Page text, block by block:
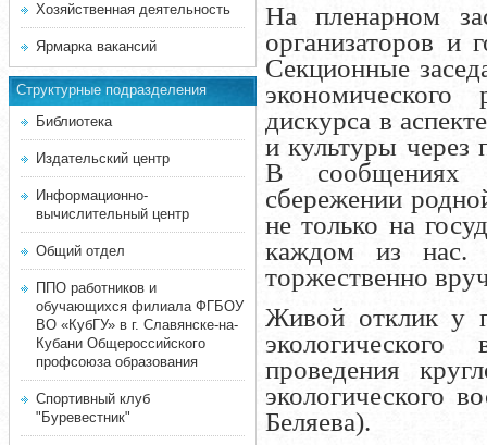
Хозяйственная деятельность
Ярмарка вакансий
Структурные подразделения
Библиотека
Издательский центр
Информационно-
вычислительный центр
Общий отдел
ППО работников и
обучающихся филиала ФГБОУ
ВО «КубГУ» в г. Славянске-на-
Кубани Общероссийского
профсоюза образования
Спортивный клуб
"Буревестник"
На пленарном
организаторов и
Секционные
экономического
дискурса в
и культуры через
В сообщениях
сбережении
не только на
каждом из нас.
торжественно
Живой отклик у
проведения
экологического
Беляева).